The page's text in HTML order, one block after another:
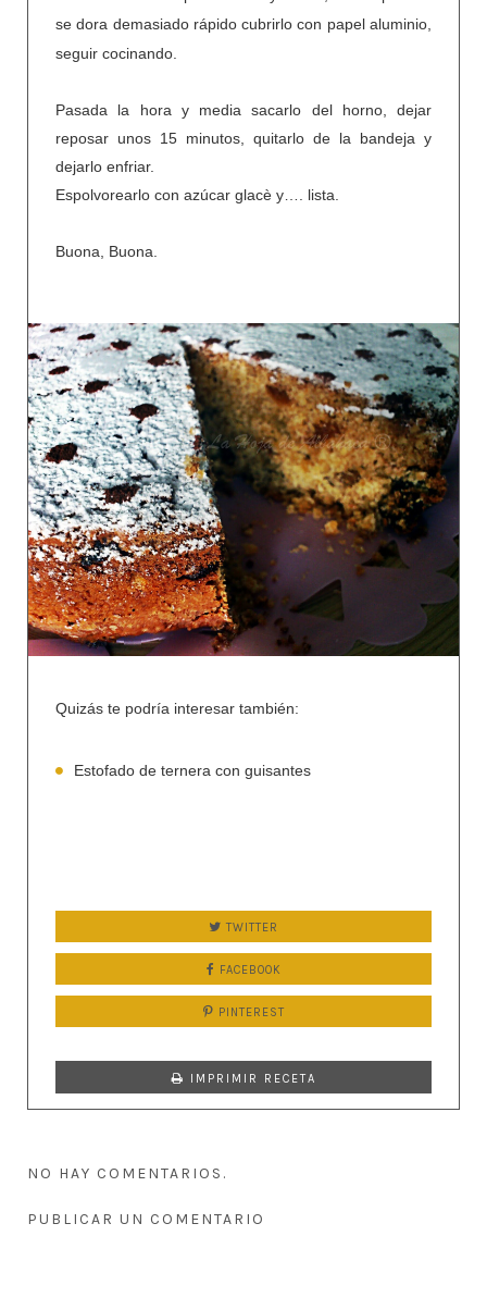
se dora demasiado rápidocubrirlo con papel aluminio,
seguir cocinando.
Pasada la hora y media sacarlo del horno, dejar
reposar unos 15 minutos, quitarlo de la bandeja y
dejarlo enfriar.
Espolvorearlo con azúcar glacè y…. lista.
Buona, Buona.
Quizás te podría interesar también:
Estofado de ternera con guisantes
TWITTER
FACEBOOK
PINTEREST
IMPRIMIR RECETA
NO HAY COMENTARIOS.
PUBLICAR UN COMENTARIO